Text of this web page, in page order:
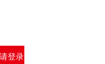
登录